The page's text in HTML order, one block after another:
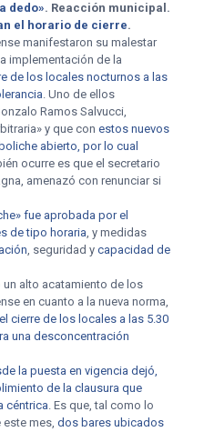
dedo». Reacción municipal.
el horario de cierre.
manifestaron su malestar
implementación de la
de los locales nocturnos a las
. Uno de ellos
Ramos Salvucci,
y que con estos nuevos
abierto, por lo cual
ocurre es que el secretario
amenazó con renunciar si
fue aprobada por el
de tipo horaria, y medidas
, seguridad y capacidad de
alto acatamiento de los
en cuanto a la nueva norma,
el cierre de los locales a las 5.30
una desconcentración
la puesta en vigencia dejó,
de la clausura que
céntrica. Es que, tal como lo
mes, dos bares ubicados